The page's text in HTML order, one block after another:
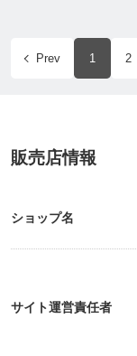
Prev 1 2
販売店情報
ショップ名
サイト運営責任者